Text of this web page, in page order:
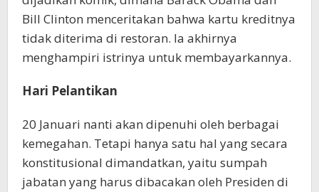
Bill Clinton menceritakan bahwa kartu kreditnya
tidak diterima di restoran. Ia akhirnya
menghampiri istrinya untuk membayarkannya.
Hari Pelantikan
20 Januari nanti akan dipenuhi oleh berbagai
kemegahan. Tetapi hanya satu hal yang secara
konstitusional dimandatkan, yaitu sumpah
jabatan yang harus dibacakan oleh Presiden di